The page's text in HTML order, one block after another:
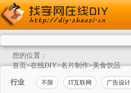
您的位置：
首页>在线DIY>名片制作>美食饮品
行业 不限 IT互联网 广告设计